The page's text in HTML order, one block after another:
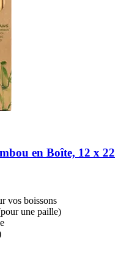
en Boîte, 12 x 22
vos boissons
une paille)